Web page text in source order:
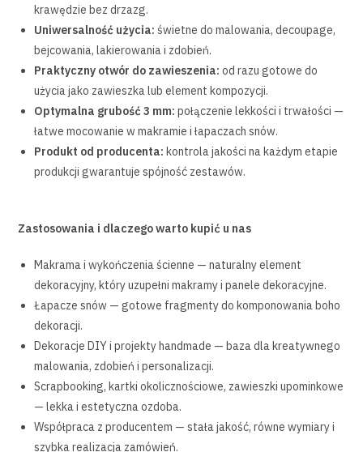
krawędzie bez drzazg.
Uniwersalność użycia: świetne do malowania, decoupage,
bejcowania, lakierowania i zdobień.
Praktyczny otwór do zawieszenia: od razu gotowe do
użycia jako zawieszka lub element kompozycji.
Optymalna grubość 3 mm: połączenie lekkości i trwałości —
łatwe mocowanie w makramie i łapaczach snów.
Produkt od producenta: kontrola jakości na każdym etapie
produkcji gwarantuje spójność zestawów.
Zastosowania i dlaczego warto kupić u nas
Makrama i wykończenia ścienne — naturalny element
dekoracyjny, który uzupełni makramy i panele dekoracyjne.
Łapacze snów — gotowe fragmenty do komponowania boho
dekoracji.
Dekoracje DIY i projekty handmade — baza dla kreatywnego
malowania, zdobień i personalizacji.
Scrapbooking, kartki okolicznościowe, zawieszki upominkowe
— lekka i estetyczna ozdoba.
Współpraca z producentem — stała jakość, równe wymiary i
szybka realizacja zamówień.